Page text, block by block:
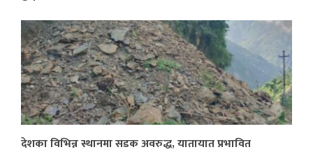
देशका विभिन्न स्थानमा सडक अवरुद्ध, यातायात प्रभावित